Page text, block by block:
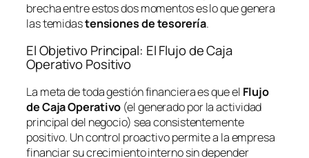
brecha entre estos dos momentos es lo que genera
las temidastensiones de tesorería.
El Objetivo Principal: El Flujo de Caja
Operativo Positivo
La meta de toda gestión financiera es que el Flujo
de Caja Operativo (el generado por la actividad
principal del negocio) sea consistentemente
positivo. Un control proactivo permite a la empresa
financiar su crecimiento interno sin depender